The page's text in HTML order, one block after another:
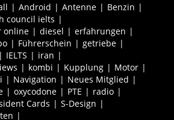
Android Antenne
Benzin
council ielts
online
diesel
erfahrungen
Führerschein
getriebe
IELTS
iran
kombi Kupplung
Motor
Navigation
Neues Mitglied
oxycodone PTE
radio
Cards
S-Design